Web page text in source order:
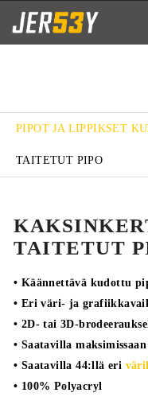
PIPOT JA LIPPIKSET
TAITETUT PIPO
TAITETUT
• Käännettävä kudottu
• Eri väri- ja
• 2D- tai 3D-
• Saatavilla
• Saatavilla 44:llä eri
• 100% Polyacryl